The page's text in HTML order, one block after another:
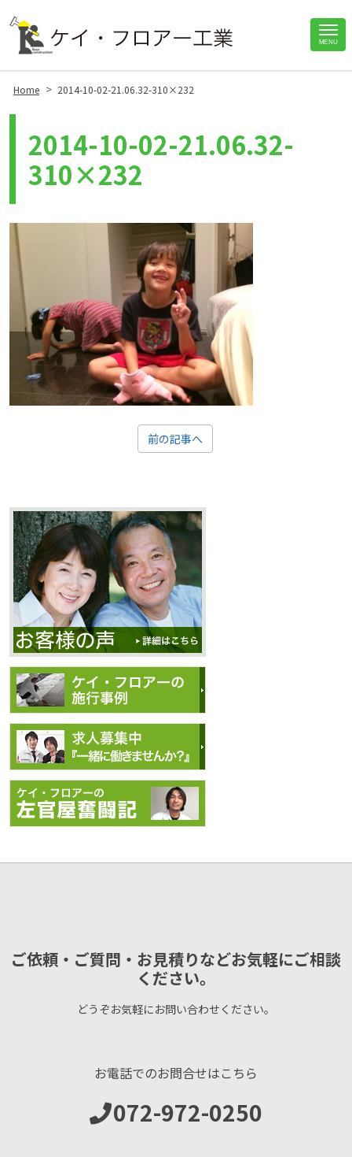
MENU
Home > 2014-10-02-21.06.32-310×232
2014-10-02-21.06.32-
310×232
前の記事へ
ご依頼・ご質問・お見積りなどお気軽にご相談
ください。
どうぞお気軽にお問い合わせください。
お電話でのお問合せはこちら
072-972-0250
Site
Footer